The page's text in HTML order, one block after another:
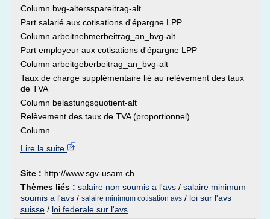
Column bvg-altersspareitrag-alt
Part salarié aux cotisations d'épargne LPP
Column arbeitnehmerbeitrag_an_bvg-alt
Part employeur aux cotisations d'épargne LPP
Column arbeitgeberbeitrag_an_bvg-alt
Taux de charge supplémentaire lié au relèvement des taux
de TVA
Column belastungsquotient-alt
Relèvement des taux de TVA (proportionnel)
Column...
Lire la suite
Site : http://www.sgv-usam.ch
Thèmes liés : salaire non soumis a l'avs / salaire minimum
soumis a l'avs / salaire minimum cotisation avs / loi sur l'avs
suisse / loi federale sur l'avs